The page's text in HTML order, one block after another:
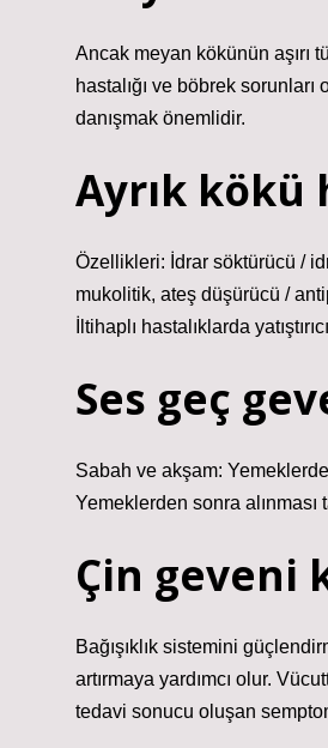
Ancak meyan kökünün aşırı
hastalığı ve böbrek
danışmak önemlidir.
Ayrık kökü
Özellikleri: İdrar söktürücü /
mukolitik, ateş düşürücü /
İltihaplı hastalıklarda
Ses geç
Sabah ve akşam:
Yemeklerden sonra alınması
Çin geveni
Bağışıklık sistemini
artırmaya yardımcı olur.
tedavi sonucu oluşan